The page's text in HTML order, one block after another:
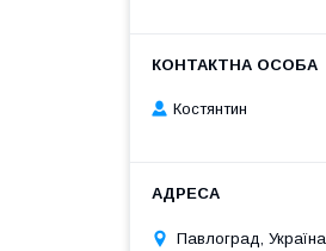
Костянтин
Павлоград, Україна